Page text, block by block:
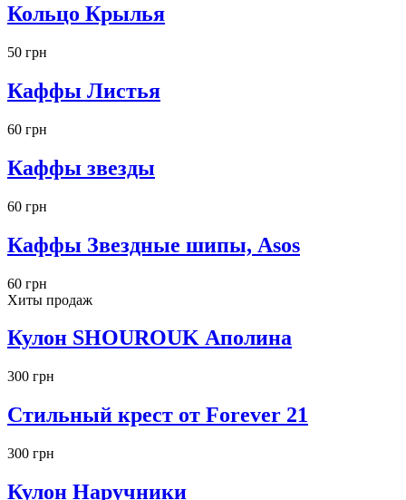
Кольцо Крылья
50 грн
Каффы Листья
60 грн
Каффы звезды
60 грн
Каффы Звездные шипы, Asos
60 грн
Хиты продаж
Кулон SHOUROUK Аполина
300 грн
Стильный крест от Forever 21
300 грн
Кулон Наручники